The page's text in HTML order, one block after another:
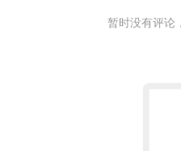
暂时没有评论